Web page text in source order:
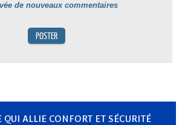
de nouveaux commentaires
QUI ALLIE CONFORT ET SÉCURITÉ